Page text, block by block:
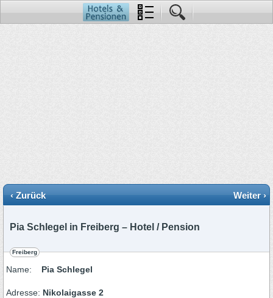
‹ Zurück Weiter ›
Pia Schlegel in Freiberg – Hotel / Pension
Freiberg
Name: Pia Schlegel
Adresse: Nikolaigasse 2